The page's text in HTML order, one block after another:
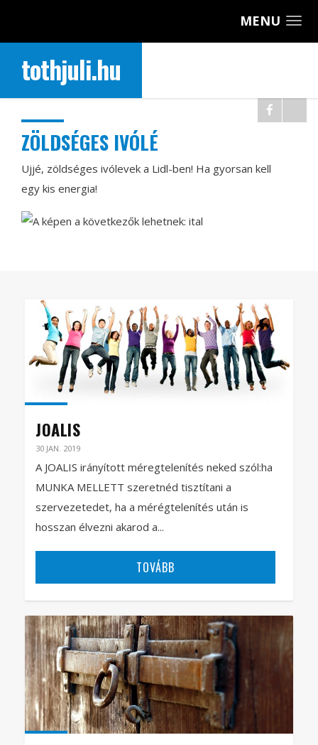
MENU
tothjuli.hu
ZÖLDSÉGES IVÓLÉ
Ujjé, zöldséges ivólevek a Lidl-ben! Ha gyorsan kell
egy kis energia!
JOALIS
30 JAN. 2019
A JOALIS irányított méregtelenítés neked szól:ha
MUNKA MELLETT szeretnéd tisztítani a
szervezetedet, ha a mérégtelenítés után is
hosszan élvezni akarod a...
TOVÁBB